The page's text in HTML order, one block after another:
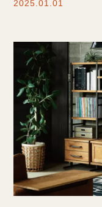
2025.01.01